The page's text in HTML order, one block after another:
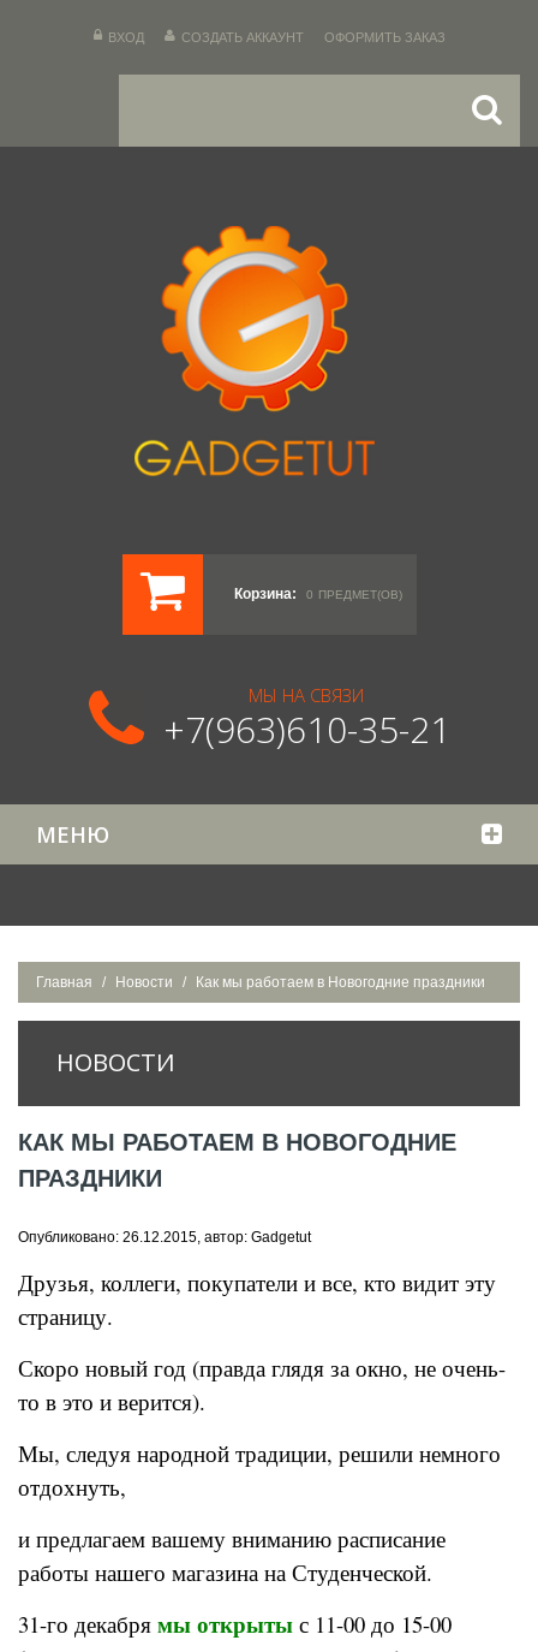
ВХОД СОЗДАТЬ АККАУНТ ОФОРМИТЬ ЗАКАЗ
Корзина: 0 ПРЕДМЕТ(ОВ)
МЫ НА СВЯЗИ
+7(963)610-35-21
МЕНЮ
Главная Новости Как мы работаем в Новогодние праздники
НОВОСТИ
КАК МЫ РАБОТАЕМ В НОВОГОДНИЕ
ПРАЗДНИКИ
Опубликовано: 26.12.2015, автор: Gadgetut
Друзья, коллеги, покупатели и все, кто видит эту
страницу.
Скоро новый год (правда глядя за окно, не очень-
то в это и верится).
Мы, следуя народной традиции, решили немного
отдохнуть,
и предлагаем вашему вниманию расписание
работы нашего магазина на Студенческой.
31-го декабря мы открыты с 11-00 до 15-00